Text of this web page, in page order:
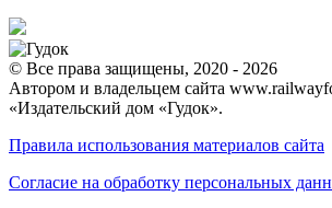
© Все права защищены, 2020 - 2026
Автором и владельцем сайта
«Издательский дом «Гудок».
Правила использования материалов сайта
Согласие на обработку персональных